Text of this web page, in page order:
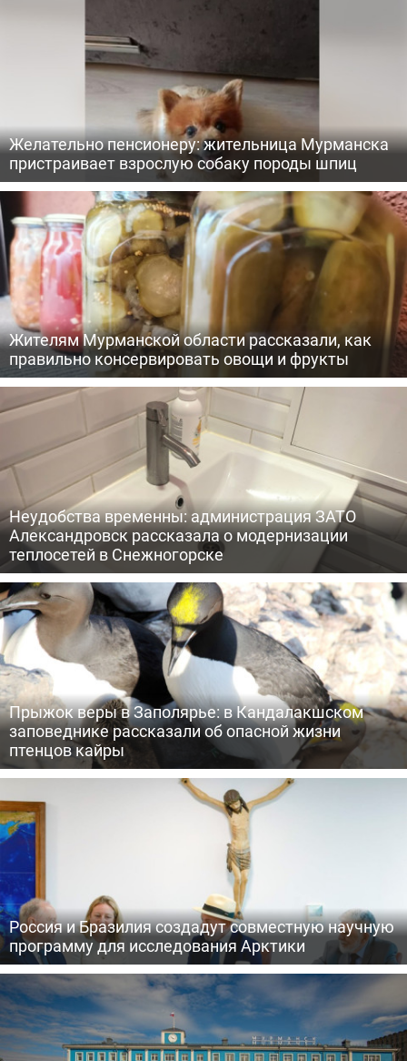
Желательно пенсионеру: жительница Мурманска
пристраивает взрослую собаку породы шпиц
Жителям Мурманской области рассказали, как
правильно консервировать овощи и фрукты
Неудобства временны: администрация ЗАТО
Александровск рассказала о модернизации
теплосетей в Снежногорске
Прыжок веры в Заполярье: в Кандалакшском
заповеднике рассказали об опасной жизни
птенцов кайры
Россия и Бразилия создадут совместную научную
программу для исследования Арктики